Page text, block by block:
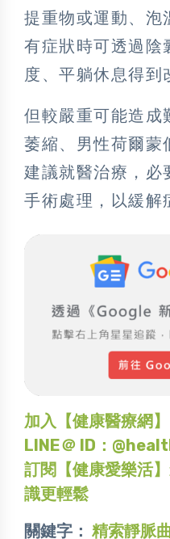
提重物或運動、泡
有症狀時可透過陰
度、平躺休息得到
但較嚴重可能造成
萎縮、男性荷爾蒙
建議就醫治療，必
手術處理，以緩解
加入【健康醫療網
LINE＠ ID：
訂閱【健康愛樂活
識更輕鬆
關鍵字： 精索靜脈